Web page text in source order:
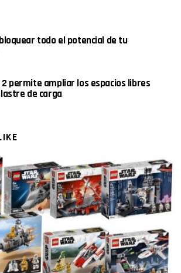
todo el potencial de tu
2 permite ampliar los espacios libres
de carga